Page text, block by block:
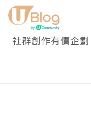
社群創作有價企劃